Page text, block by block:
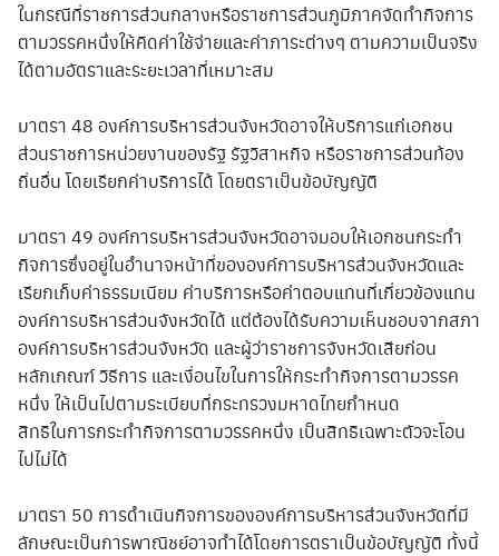
ในกรณีที่ราชการส่วนกลางหรือราชการส่วนภูมิภาคจัดทำกิจการ
ตามวรรคหนึ่งให้คิดค่าใช้จ่ายและค่าภาระต่างๆ ตามความเป็นจริง
ได้ตามอัตราและระยะเวลาที่เหมาะสม
มาตรา 48 องค์การบริหารส่วนจังหวัดอาจให้บริการแก่เอกชน
ส่วนราชการหน่วยงานของรัฐ รัฐวิสาหกิจ หรือราชการส่วนท้อง
ถิ่นอื่น โดยเรียกค่าบริการได้ โดยตราเป็นข้อบัญญัติ
มาตรา 49 องค์การบริหารส่วนจังหวัดอาจมอบให้เอกชนกระทำ
กิจการซึ่งอยู่ในอำนาจหน้าที่ขององค์การบริหารส่วนจังหวัดและ
เรียกเก็บค่าธรรมเนียม ค่าบริการหรือค่าตอบแทนที่เกี่ยวข้องแทน
องค์การบริหารส่วนจังหวัดได้ แต่ต้องได้รับความเห็นชอบจากสภา
องค์การบริหารส่วนจังหวัด และผู้ว่าราชการจังหวัดเสียก่อน
หลักเกณฑ์ วิธีการ และเงื่อนไขในการให้กระทำกิจการตามวรรค
หนึ่ง ให้เป็นไปตามระเบียบที่กระทรวงมหาดไทยกำหนด
สิทธิในการกระทำกิจการตามวรรคหนึ่ง เป็นสิทธิเฉพาะตัวจะโอน
ไปไม่ได้
มาตรา 50 การดำเนินกิจการขององค์การบริหารส่วนจังหวัดที่มี
ลักษณะเป็นการพาณิชย์อาจทำได้โดยการตราเป็นข้อบัญญัติ ทั้งนี้